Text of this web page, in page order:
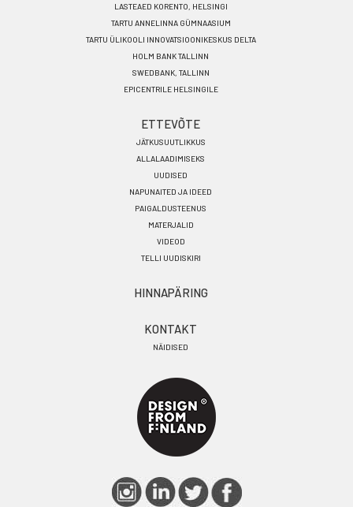
LASTEAED KORENTO, HELSINGI
TARTU ANNELINNA GÜMNAASIUM
TARTU ÜLIKOOLI INNOVATSIOONIKESKUS DELTA
HOLM BANK TALLINN
SWEDBANK, TALLINN
EPICENTRILE HELSINGILE
ETTEVÕTE
JÄTKUSUUTLIKKUS
ALLALAADIMISEKS
UUDISED
NAPUNAITED JA IDEED
PAIGALDUSTEENUS
MATERJALID
VIDEOD
TELLI UUDISKIRI
HINNAPÄRING
KONTAKT
NÄIDISED